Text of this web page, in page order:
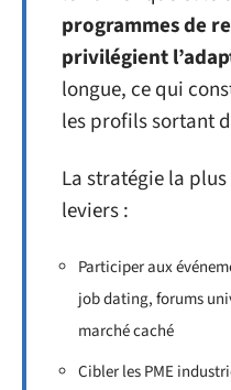
programmes de
privilégient
longue, ce qui
les profils sortant
La stratégie la
leviers :
Participer aux
job dating, forums
marché caché
Cibler les PME